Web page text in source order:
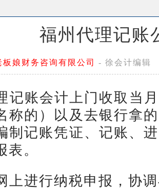
福州代理记账
板娘财务咨询有限公司 - 徐会计编辑
记账会计上门收取当
称的）以及去银行拿
制记账凭证、记账、
。
上进行纳税申报，协